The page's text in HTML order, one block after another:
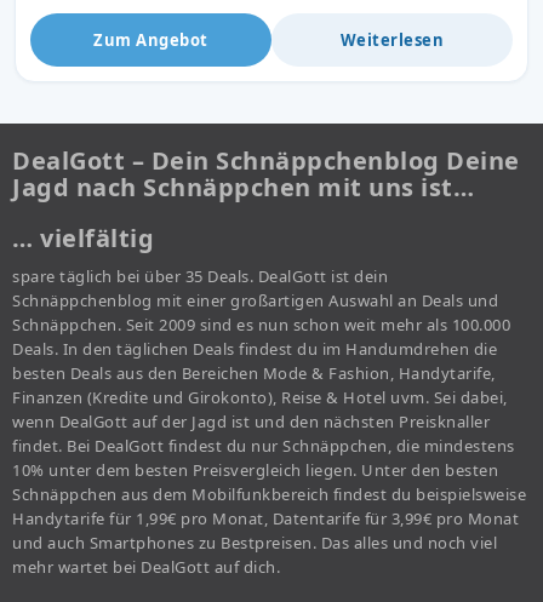
Zum Angebot Weiterlesen
DealGott – Dein Schnäppchenblog Deine
Jagd nach Schnäppchen mit uns ist…
… vielfältig
spare täglich bei über 35 Deals. DealGott ist dein
Schnäppchenblog mit einer großartigen Auswahl an Deals und
Schnäppchen. Seit 2009 sind es nun schon weit mehr als 100.000
Deals. In den täglichen Deals findest du im Handumdrehen die
besten Deals aus den Bereichen Mode & Fashion, Handytarife,
Finanzen (Kredite und Girokonto), Reise & Hotel uvm. Sei dabei,
wenn DealGott auf der Jagd ist und den nächsten Preisknaller
findet. Bei DealGott findest du nur Schnäppchen, die mindestens
10% unter dem besten Preisvergleich liegen. Unter den besten
Schnäppchen aus dem Mobilfunkbereich findest du beispielsweise
Handytarife für 1,99€ pro Monat, Datentarife für 3,99€ pro Monat
und auch Smartphones zu Bestpreisen. Das alles und noch viel
mehr wartet bei DealGott auf dich.